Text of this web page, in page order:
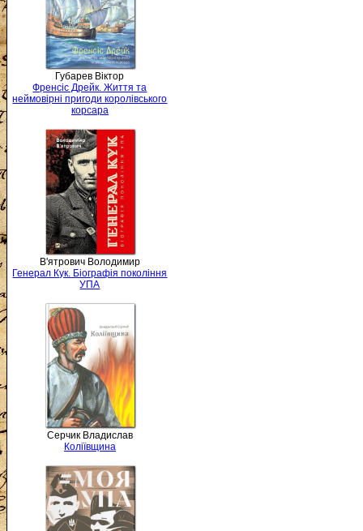
Губарев Віктор
Френсіс Дрейк. Життя та
неймовірні пригоди королівського
корсара
В'ятрович Володимир
Генерал Кук. Біографія покоління
УПА
Серчик Владислав
Коліївщина